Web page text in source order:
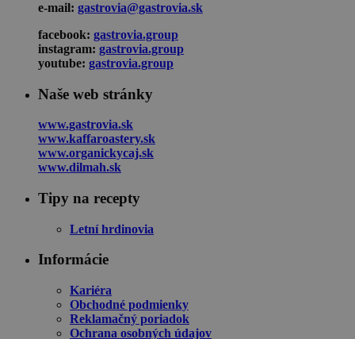
e-mail: gastrovia@gastrovia.sk
facebook: gastrovia.group
instagram: gastrovia.group
youtube: gastrovia.group
Naše web stránky
www.gastrovia.sk
www.kaffaroastery.sk
www.organickycaj.sk
www.dilmah.sk
Tipy na recepty
Letní hrdinovia
Informácie
Kariéra
Obchodné podmienky
Reklamačný poriadok
Ochrana osobných údajov